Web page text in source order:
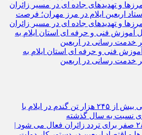
اربعین ایلام در مرز مهران؛ فرصت‌
و تهدیدهای جاده‌ ای در مسیر زائران
فنی و حرفه‌ ای استان ایلام به‌
تحقق خرید تضمینی بیش از ۲۴۵ هزار تن گندم در ایلام با